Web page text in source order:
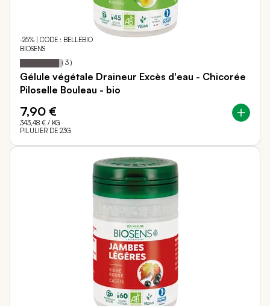
-25% | CODE : BELLEBIO
BIOSENS
Notation: 93%
( 3 )
Gélule végétale Draineur Excès d'eau - Chicorée
Piloselle Bouleau - bio
7,90 €
343,48 € / KG
PILULIER DE 23G